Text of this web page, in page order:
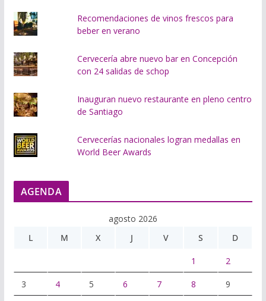
Recomendaciones de vinos frescos para
beber en verano
Cervecería abre nuevo bar en Concepción
con 24 salidas de schop
Inauguran nuevo restaurante en pleno centro
de Santiago
Cervecerías nacionales logran medallas en
World Beer Awards
AGENDA
agosto 2026
L
M X J V S D
1 2
3 4 5 6 7 8 9